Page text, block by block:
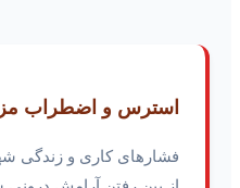
استرس و اضطراب
فشارهای کاری و زندگی